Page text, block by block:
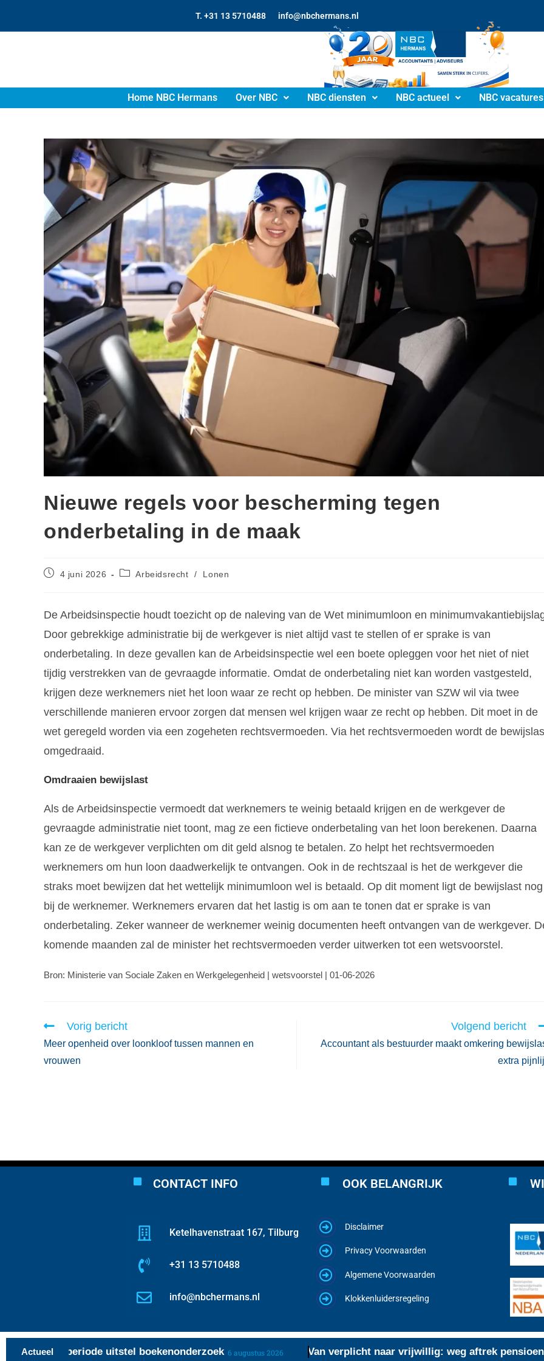
T. +31 13 5710488 info@nbchermans.nl
Home NBC Hermans Over NBC NBC diensten NBC actueel NBC vacatures
Nieuwe regels voor bescherming tegen
onderbetaling in de maak
4 juni 2026 Arbeidsrecht / Lonen
De Arbeidsinspectie houdt toezicht op de naleving van de Wet minimumloon en
Door gebrekkige administratie bij de werkgever is niet altijd vast te stellen of er sprake is van
onderbetaling. In deze gevallen kan de Arbeidsinspectie wel een boete opleggen voor het niet of niet
tijdig verstrekken van de gevraagde informatie. Omdat de onderbetaling niet kan worden vastgesteld,
krijgen deze werknemers niet het loon waar ze recht op hebben. De minister van SZW wil via twee
verschillende manieren ervoor zorgen dat mensen wel krijgen waar ze recht op hebben. Dit moet in de
wet geregeld worden via een zogeheten rechtsvermoeden. Via het rechtsvermoeden wordt de
omgedraaid.
Omdraaien bewijslast
Als de Arbeidsinspectie vermoedt dat werknemers te weinig betaald krijgen en de werkgever de
gevraagde administratie niet toont, mag ze een fictieve onderbetaling van het loon berekenen. Daarna
kan ze de werkgever verplichten om dit geld alsnog te betalen. Zo helpt het rechtsvermoeden
werknemers om hun loon daadwerkelijk te ontvangen. Ook in de rechtszaal is het de werkgever die
straks moet bewijzen dat het wettelijk minimumloon wel is betaald. Op dit moment ligt de bewijslast nog
bij de werknemer. Werknemers ervaren dat het lastig is om aan te tonen dat er sprake is van
onderbetaling. Zeker wanneer de werknemer weinig documenten heeft ontvangen van de werkgever.
komende maanden zal de minister het rechtsvermoeden verder uitwerken tot een wetsvoorstel.
Bron: Ministerie van Sociale Zaken en Werkgelegenheid | wetsvoorstel | 01-06-2026
Vorig bericht
Meer openheid over loonkloof tussen mannen en
vrouwen
Volgend bericht
Accountant als bestuurder maakt omkering
extra
CONTACT INFO
Ketelhavenstraat 167, Tilburg
+31 13 5710488
info@nbchermans.nl
OOK BELANGRIJK
Disclaimer
Privacy Voorwaarden
Algemene Voorwaarden
Klokkenluidersregeling
Actueel
over periode uitstel boekenonderzoek 6 augustus 2026 Van verplicht naar vrijwillig: weg aftrek